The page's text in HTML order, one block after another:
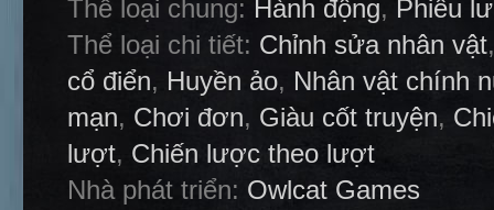
Thể loại chung: Hành động, Phiêu
Thể loại chi tiết: Chỉnh sửa nhân vật
cổ điển, Huyền ảo, Nhân vật chính
mạn, Chơi đơn, Giàu cốt truyện,
lượt, Chiến lược theo lượt
Nhà phát triển: Owlcat Games